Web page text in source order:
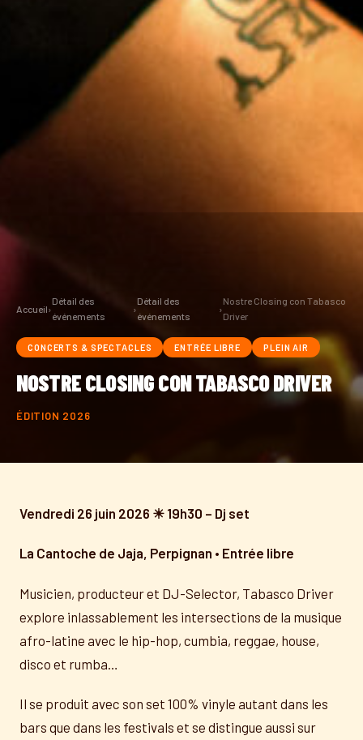
Accueil›
Détail des
événements
›
Détail des
événements
›
Nostre Closing con Tabasco
Driver
CONCERTS & SPECTACLES ENTRÉE LIBRE PLEIN AIR
NOSTRE CLOSING CON TABASCO DRIVER
ÉDITION 2026
Vendredi 26 juin 2026 ☀ 19h30 – Dj set
La Cantoche de Jaja, Perpignan • Entrée libre
Musicien, producteur et DJ-Selector, Tabasco Driver
explore inlassablement les intersections de la musique
afro-latine avec le hip-hop, cumbia, reggae, house,
disco et rumba…
Il se produit avec son set 100% vinyle autant dans les
bars que dans les festivals et se distingue aussi sur